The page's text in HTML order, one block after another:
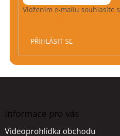
Vložením e-mailu souhlasíte s
PŘIHLÁSIT SE
Informace pro vás
Videoprohlídka obchodu